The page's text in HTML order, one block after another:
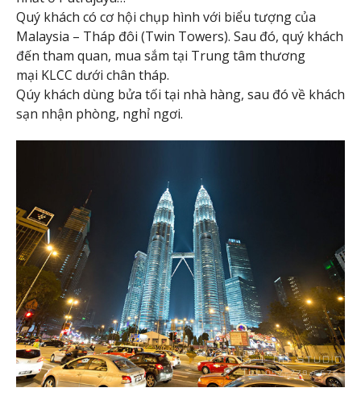
Quý khách có cơ hội chụp hình với biểu tượng của
Malaysia – Tháp đôi (Twin Towers). Sau đó, quý khách
đến tham quan, mua sắm tại Trung tâm thương
mại KLCC dưới chân tháp.
Qúy khách dùng bửa tối tại nhà hàng, sau đó về khách
sạn nhận phòng, nghỉ ngơi.